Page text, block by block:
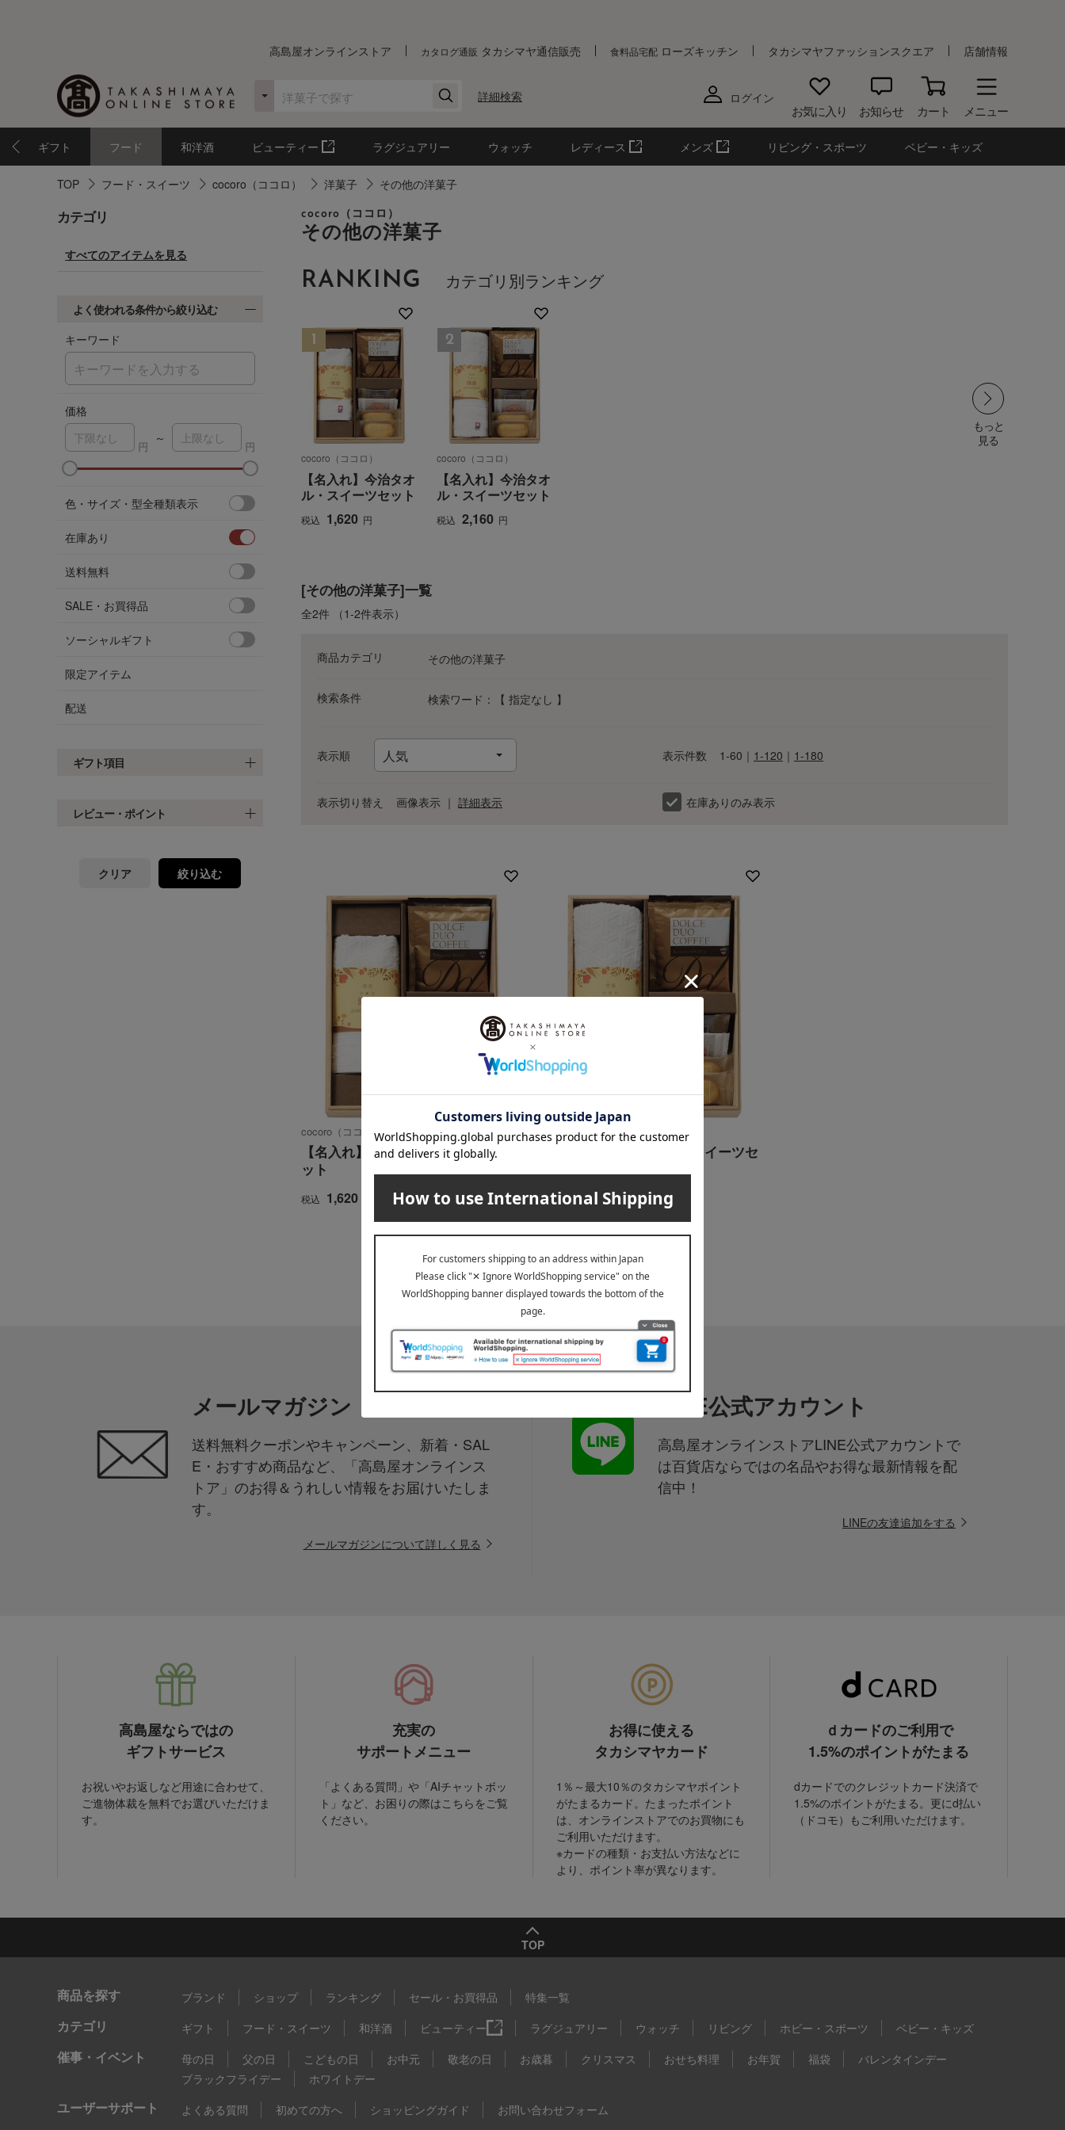
高島屋オンラインストア カタログ通販 タカシマヤ通信販売 食料品宅配 ローズキッチン タカシマヤファッションスクエア 店舗情報
ログイン
お気に入り お知らせ カート メニュー
詳細検索
ギフト フード 和洋酒 ビューティー ラグジュアリー ウォッチ レディース メンズ リビング・スポーツ ベビー・キッズ
TOP フード・スイーツ cocoro（ココロ） 洋菓子 その他の洋菓子
カテゴリ
すべてのアイテムを見る
よく使われる条件から絞り込む
キーワード
価格
～
色・サイズ・型全種類表示
在庫あり
送料無料
SALE・お買得品
ソーシャルギフト
限定アイテム
配送
ギフト項目
レビュー・ポイント
クリア 絞り込む
cocoro（ココロ）
その他の洋菓子
RANKING カテゴリ別ランキング
cocoro（ココロ）
【名入れ】今治タオ
ル・スイーツセット
税込 1,620 円
cocoro（ココロ）
【名入れ】今治タオ
ル・スイーツセット
税込 2,160 円
もっと
見る
[その他の洋菓子]一覧
全2件 （1-2件表示）
商品カテゴリ その他の洋菓子
検索条件 検索ワード：【 指定なし 】
表示順 表示件数 1-60 ｜ 1-120 ｜ 1-180
表示切り替え 画像表示 ｜ 詳細表示 在庫ありのみ表示
cocoro（ココロ）
【名入れ】今治タオル・スイーツセ
ット
税込 1,620
cocoro（ココロ）
【名入れ】今治タオル・スイーツセ
税込 2,160 円
2件 (1/1ページ）
メールマガジン
送料無料クーポンやキャンペーン、新着・SAL
E・おすすめ商品など、「高島屋オンラインス
トア」のお得＆うれしい情報をお届けいたしま
す。
メールマガジンについて詳しく見る
LINE公式アカウント
高島屋オンラインストアLINE公式アカウントで
は百貨店ならではの名品やお得な最新情報を配
信中！
LINEの友達追加をする
高島屋ならではの
ギフトサービス
お祝いやお返しなど用途に合わせて、
ご進物体裁を無料でお選びいただけま
す。
充実の
サポートメニュー
「よくある質問」や「AIチャットボッ
ト」など、お困りの際はこちらをご覧
ください。
お得に使える
タカシマヤカード
1％～最大10％のタカシマヤポイント
がたまるカード。たまったポイント
は、オンラインストアでのお買物にも
ご利用いただけます。
※カードの種類・お支払い方法などに
より、ポイント率が異なります。
ｄカードのご利用で
1.5%のポイントがたまる
dカードでのクレジットカード決済で
1.5%のポイントがたまる。更にd払い
（ドコモ）もご利用いただけます。
TOP
商品を探す ブランド ショップ ランキング セール・お買得品 特集一覧
カテゴリ ギフト フード・スイーツ 和洋酒 ビューティー ラグジュアリー ウォッチ リビング ホビー・スポーツ ベビー・キッズ
催事・イベント 母の日 父の日 こどもの日 お中元 敬老の日 お歳暮 クリスマス おせち料理 お年賀 福袋
バレンタインデー
ブラックフライデー
ホワイトデー
ユーザーサポート よくある質問 初めての方へ ショッピングガイド お問い合わせフォーム